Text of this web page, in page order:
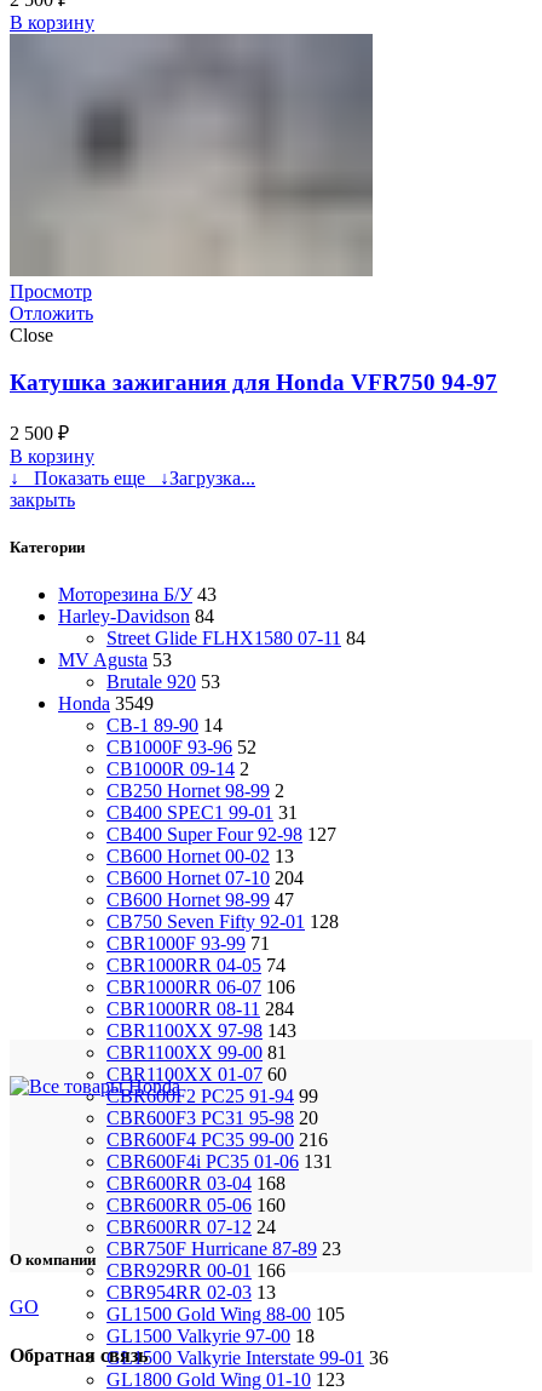
В корзину
Просмотр
Отложить
Close
Катушка зажигания для Honda VFR750 94-97
2 500 ₽
В корзину
↓ Показать еще ↓Загрузка...
закрыть
Категории
Моторезина Б/У 43
Harley-Davidson 84
Street Glide FLHX1580 07-11 84
MV Agusta 53
Brutale 920 53
Honda 3549
CB-1 89-90 14
CB1000F 93-96 52
CB1000R 09-14 2
CB250 Hornet 98-99 2
CB400 SPEC1 99-01 31
CB400 Super Four 92-98 127
CB600 Hornet 00-02 13
CB600 Hornet 07-10 204
CB600 Hornet 98-99 47
CB750 Seven Fifty 92-01 128
CBR1000F 93-99 71
CBR1000RR 04-05 74
CBR1000RR 06-07 106
CBR1000RR 08-11 284
CBR1100XX 97-98 143
CBR1100XX 99-00 81
CBR1100XX 01-07 60
CBR600F2 PC25 91-94 99
CBR600F3 PC31 95-98 20
CBR600F4 PC35 99-00 216
CBR600F4i PC35 01-06 131
CBR600RR 03-04 168
CBR600RR 05-06 160
CBR600RR 07-12 24
CBR750F Hurricane 87-89 23
CBR929RR 00-01 166
CBR954RR 02-03 13
GL1500 Gold Wing 88-00 105
GL1500 Valkyrie 97-00 18
GL1500 Valkyrie Interstate 99-01 36
GL1800 Gold Wing 01-10 123
О компании
GO
Обратная связь